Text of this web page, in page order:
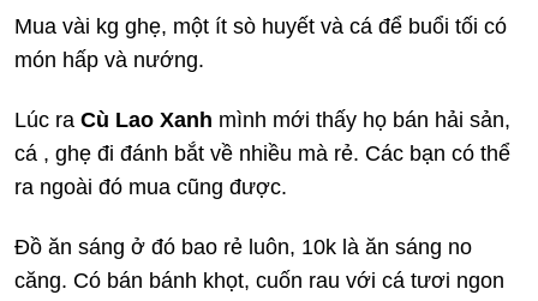
Mua vài kg ghẹ, một ít sò huyết và cá để buổi tối có
món hấp và nướng.
Lúc ra Cù Lao Xanh mình mới thấy họ bán hải sản,
cá , ghẹ đi đánh bắt về nhiều mà rẻ. Các bạn có thể
ra ngoài đó mua cũng được.
Đồ ăn sáng ở đó bao rẻ luôn, 10k là ăn sáng no
căng. Có bán bánh khọt, cuốn rau với cá tươi ngon